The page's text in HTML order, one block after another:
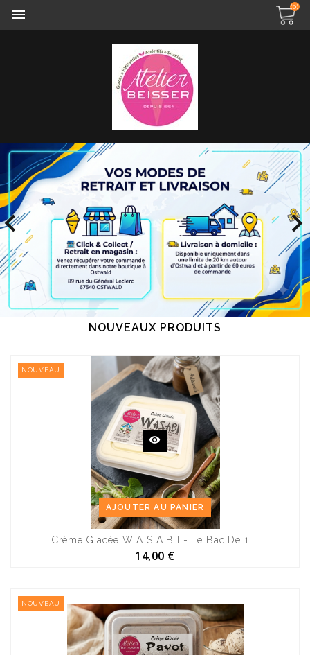
 (0)
NOUVEAUX PRODUITS
NOUVEAU
AJOUTER AU PANIER
Crème Glacée W A S A B I - Le Bac De 1 L
14,00 €
NOUVEAU